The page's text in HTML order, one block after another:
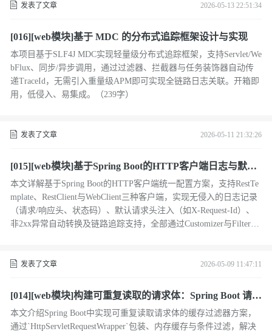
发表了文章 2026-05-13 22:51:34
[016][web模块]基于 MDC 的分布式追踪框架设计与实现
本项目基于SLF4J MDC实现轻量级分布式追踪框架，支持Servlet/We
bFlux、同步/异步调用，通过过滤器、拦截器与任务装饰器自动传
递TraceId，无需引入重量级APM即可实现全链路日志关联。开箱即
用，低侵入、易集成。（239字）
发表了文章 2026-05-11 21:32:26
[015][web模块]基于Spring Boot的HTTP客户端日志与默认
配置实战
本文详解基于Spring Boot的HTTP客户端统一配置方案，支持RestTe
mplate、RestClient与WebClient三种客户端，实现无侵入的日志记录
（请求/响应头、状态码）、默认请求头注入（如X-Request-Id）、
非2xx异常自动转换及链路追踪支持，全部通过Customizer与Filter机
发表了文章 2026-05-09 11:47:11
[014][web模块]构建可重复读取的请求体：Spring Boot 请求
缓存过滤器设计与实现
本文介绍Spring Boot中实现可重复读取请求体的缓存过滤器方案，
通过`HttpServletRequestWrapper`包装、内存缓存与条件过滤，解决